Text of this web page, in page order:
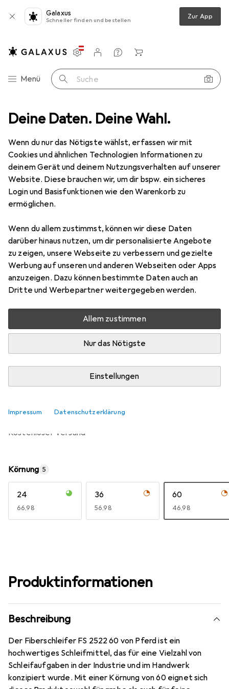
Deine Daten. Deine Wahl.
Wenn du nur das Nötigste wählst, erfassen wir mit
Cookies und ähnlichen Technologien Informationen zu
deinem Gerät und deinem Nutzungsverhalten auf unserer
Website. Diese brauchen wir, um dir bspw. ein sicheres
Login und Basisfunktionen wie den Warenkorb zu
ermöglichen.
Wenn du allem zustimmst, können wir diese Daten
darüber hinaus nutzen, um dir personalisierte Angebote
zu zeigen, unsere Webseite zu verbessern und gezielte
Werbung auf unseren und anderen Webseiten oder Apps
anzuzeigen. Dazu können bestimmte Daten auch an
Dritte und Werbepartner weitergegeben werden.
Allem zustimmen
Nur das Nötigste
Einstellungen
Impressum Datenschutzerklärung
Galaxus
Schneller finden und bestellen Zur App
Navigation nach Kategorien
Menü Suche
Einstellungen
Kundenkonto
Vergleichslisten
Merklisten
Warenkorb
Schleifmittel Pferd Fiberschleifer FS 2522 60
4 Bilder
PferdFiberschleifer FS 2522 60
Preis in EUR inkl. MwSt.
EUR
46,98
4
Bewertungen
Zwischen Do, 27.8. und Do, 3.9. geliefert
Mehr als 10 Stück bestellt
Benachrichtigen, wenn schneller verfügbar
In den Warenkorb
kostenloser Versand
Körnung 5
24
EUR
66,98
36
EUR
56,98
60
EUR
46,98
Produktinformationen
Beschreibung
Der Fiberschleifer FS 2522 60 von Pferd ist ein
hochwertiges Schleifmittel, das für eine Vielzahl von
Schleifaufgaben in der Industrie und im Handwerk
konzipiert wurde. Mit einer Körnung von 60 eignet sich